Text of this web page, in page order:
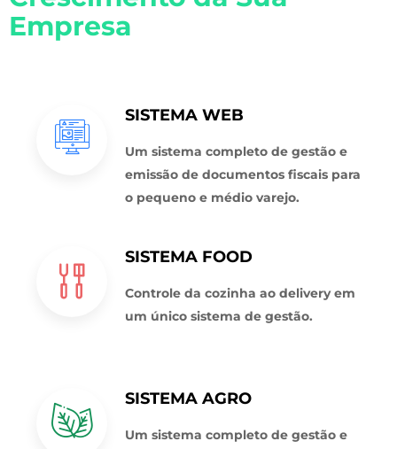
Empresa
SISTEMA WEB
Um sistema completo de gestão e
emissão de documentos fiscais para
o pequeno e médio varejo.
SISTEMA FOOD
Controle da cozinha ao delivery em
um único sistema de gestão.
SISTEMA AGRO
Um sistema completo de gestão e